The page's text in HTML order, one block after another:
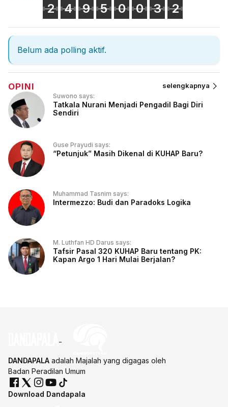
2 4 9 5 0 0 3 2
Belum ada polling aktif.
OPINI selengkapnya
Suwono says:
Tatkala Nurani Menjadi Pengadil Bagi Diri
Sendiri
Guse Prayudi says:
“Petunjuk” Masih Dikenal di KUHAP Baru?
Muhammad Tasnim says:
Intermezzo: Budi dan Paradoks Logika
M. Luthfan HD Darus says:
Tafsir Pasal 320 KUHAP Baru tentang PK:
Kapan Argo 1 Hari Mulai Berjalan?
DANDAPALA adalah Majalah yang digagas oleh
Badan Peradilan Umum
Download Dandapala